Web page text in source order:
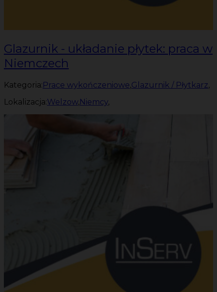
Glazurnik - układanie płytek: praca w
Niemczech
Kategoria:Prace wykończeniowe,Glazurnik / Płytkarz,
Lokalizacja:Welzow,Niemcy,